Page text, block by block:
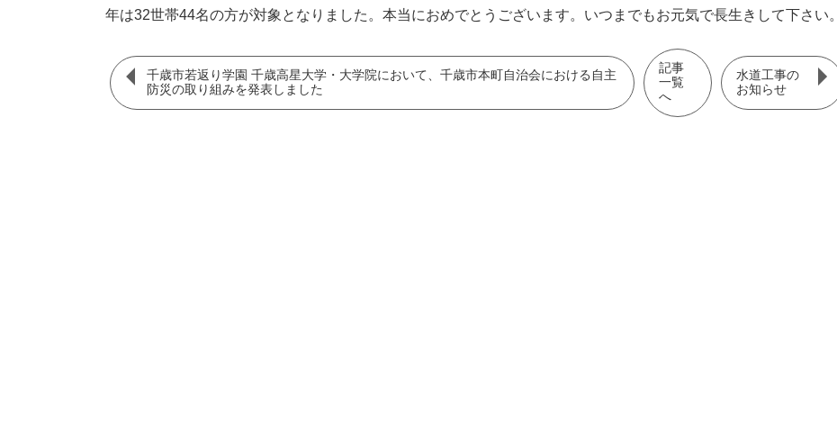
年は32世帯44名の方が対象となりました。本当におめでとうございます。いつまでもお元気で長生きして下さい。
千歳市若返り学園 千歳高星大学・大学院において、千歳市本町自治会における自主
防災の取り組みを発表しました
記事
一覧
へ
水道工事の
お知らせ